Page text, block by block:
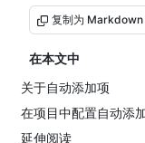
复制为 Markdown
在本文中
关于自动添加项
在项目中配置自动添
延伸阅读